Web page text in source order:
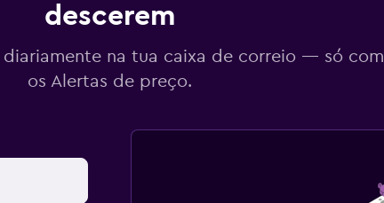
descerem
diariamente na tua caixa de correio — só com
os Alertas de preço.